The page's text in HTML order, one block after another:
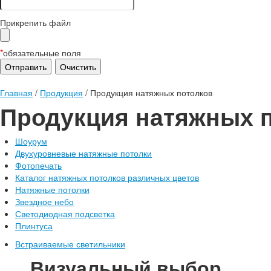
Прикрепить файл
*обязательные поля
Главная / Продукция / Продукция натяжных потолков
Продукция натяжных
Шоурум
Двухуровневые натяжные потолки
Фотопечать
Каталог натяжных потолков различных цветов
Натяжные потолки
Звездное небо
Светодиодная подсветка
Плинтуса
Встраиваемые светильники